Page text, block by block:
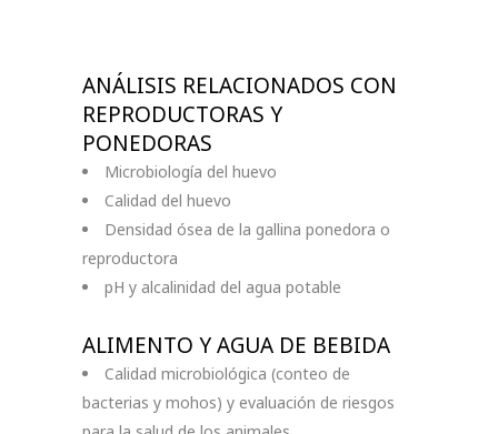
ANÁLISIS RELACIONADOS CON
REPRODUCTORAS Y
PONEDORAS
Microbiología del huevo
Calidad del huevo
Densidad ósea de la gallina ponedora o
reproductora
pH y alcalinidad del agua potable
ALIMENTO Y AGUA DE BEBIDA
Calidad microbiológica (conteo de
bacterias y mohos) y evaluación de riesgos